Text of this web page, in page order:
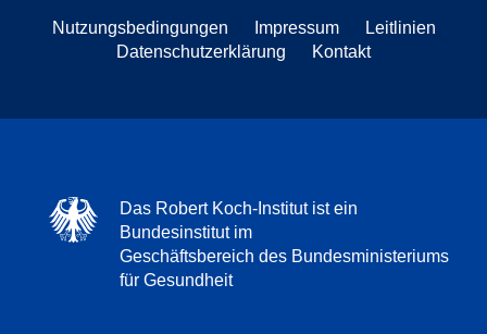
Nutzungsbedingungen Impressum
Leitlinien
Datenschutzerklärung
Kontakt
Das Robert Koch-Institut ist ein
Bundesinstitut im
Geschäftsbereich des Bundesministeriums
für Gesundheit